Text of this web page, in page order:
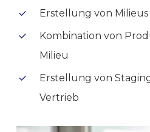
Erstellung von
Kombination von
Milieu
Erstellung von
Vertrieb